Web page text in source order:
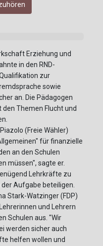
Erziehung und
in den RND-
zur
sowie
an. Die Pädagogen
Themen Flucht und
(Freie Wähler)
für finanzielle
an den Schulen
müssen", sagte er.
Lehrkräfte zu
der Aufgabe beteiligen.
Stark-Watzinger (FDP)
und Lehrern
Schulen aus. "Wir
werden sicher auch
helfen wollen und